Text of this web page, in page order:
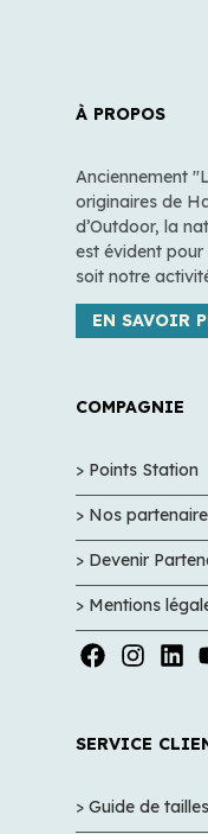
À PROPOS
Anciennement
originaires de
d’Outdoor, la
est évident
soit notre
EN SAVOIR
COMPAGNIE
> Points Station
> Nos
> Devenir
> Mentions
SERVICE
> Guide de tailles